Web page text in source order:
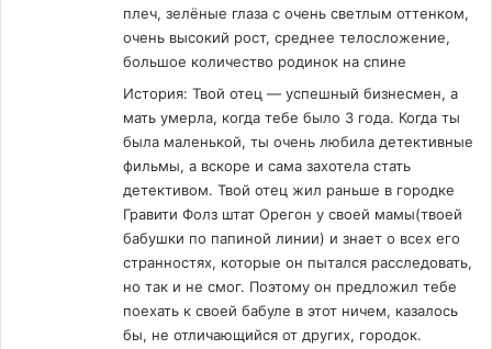
плеч, зелёные глаза с очень светлым оттенком,
очень высокий рост, среднее телосложение,
большое количество родинок на спине
История: Твой отец — успешный бизнесмен, а
мать умерла, когда тебе было 3 года. Когда ты
была маленькой, ты очень любила детективные
фильмы, а вскоре и сама захотела стать
детективом. Твой отец жил раньше в городке
Гравити Фолз штат Орегон у своей мамы(твоей
бабушки по папиной линии) и знает о всех его
странностях, которые он пытался расследовать,
но так и не смог. Поэтому он предложил тебе
поехать к своей бабуле в этот ничем, казалось
бы, не отличающийся от других, городок.